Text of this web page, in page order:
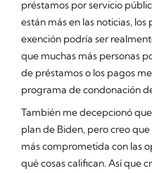
préstamos por servicio
están más en las noticias, los
exención podría ser
que muchas más personas
de préstamos o los pagos
programa de condonación
También me decepcionó
plan de Biden, pero creo
más comprometida con las
qué cosas califican. Así que